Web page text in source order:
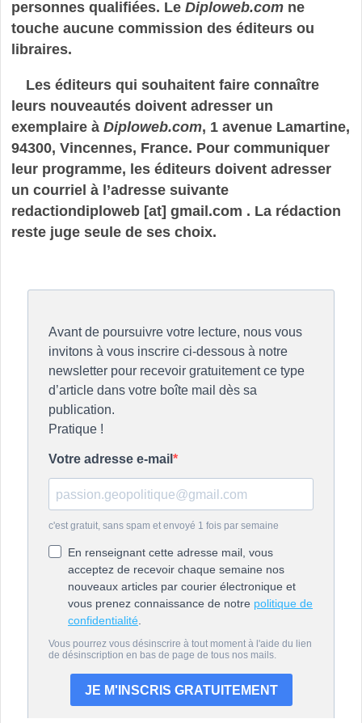
personnes qualifiées. Le Diploweb.comne
touche aucune commission des éditeurs ou
libraires.
Les éditeurs qui souhaitent faire connaître
leurs nouveautés doivent adresser un
exemplaire à Diploweb.com, 1 avenue Lamartine,
94300, Vincennes, France. Pour communiquer
leur programme, les éditeurs doivent adresser
un courriel à l’adresse suivante
redactiondiploweb [at] gmail.com . La rédaction
reste juge seule de ses choix.